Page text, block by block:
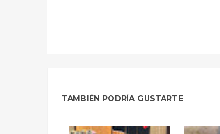
TAMBIÉN PODRÍA GUSTARTE